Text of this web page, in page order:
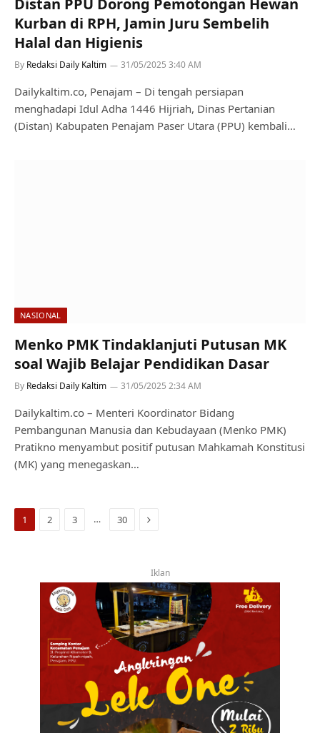
Kurban di RPH, Jamin Juru Sembelih
Halal dan Higienis
By Redaksi Daily Kaltim 31/05/2025 3:40 AM
Dailykaltim.co, Penajam – Di tengah persiapan
menghadapi Idul Adha 1446 Hijriah, Dinas Pertanian
(Distan) Kabupaten Penajam Paser Utara (PPU) kembali…
NASIONAL
Menko PMK Tindaklanjuti Putusan MK
soal Wajib Belajar Pendidikan Dasar
By Redaksi Daily Kaltim 31/05/2025 2:34 AM
Dailykaltim.co – Menteri Koordinator Bidang
Pembangunan Manusia dan Kebudayaan (Menko PMK)
Pratikno menyambut positif putusan Mahkamah Konstitusi
(MK) yang menegaskan…
1 2 3 … 30 Next
Iklan